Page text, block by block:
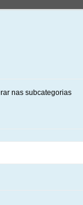
nas subcategorias